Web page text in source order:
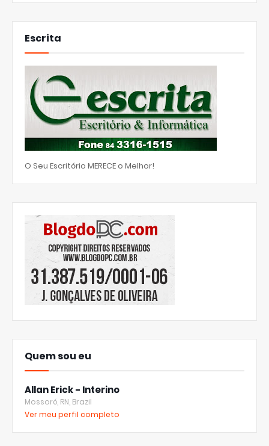
Escrita
O Seu Escritório MERECE o Melhor!
Quem sou eu
Allan Erick - Interino
Mossoró, RN, Brazil
Ver meu perfil completo